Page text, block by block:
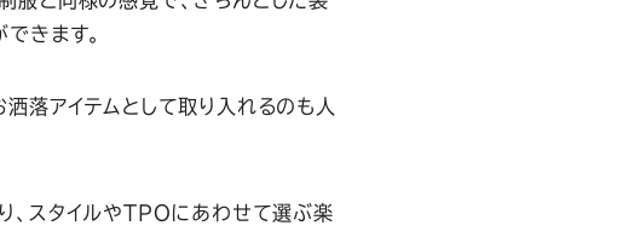
きます。
落アイテムとして取り入れるのも人
、スタイルやTPOにあわせて選ぶ楽